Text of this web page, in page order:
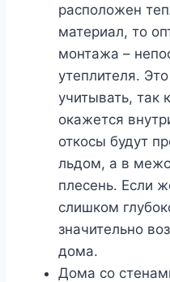
расположен
материал, то
монтажа –
утеплителя.
учитывать, так
окажется
откосы будут
льдом, а в
плесень. Если
слишком
значительно
дома.
Дома со